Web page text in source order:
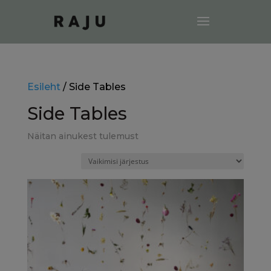
Esileht/ Side Tables
Side Tables
Näitan ainukest tulemust